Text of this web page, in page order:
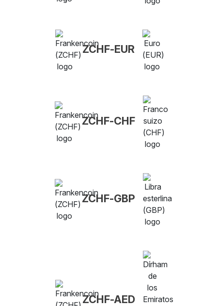
ZCHF-EUR
ZCHF-CHF
ZCHF-GBP
ZCHF-AED